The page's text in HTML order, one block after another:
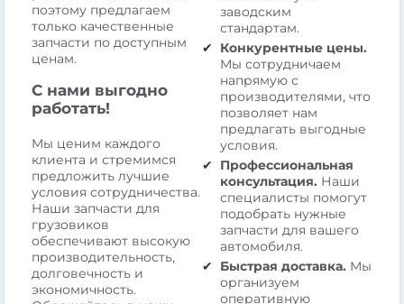
поэтому предлагаем
только качественные
запчасти по доступным
ценам.
С нами выгодно
работать!
Мы ценим каждого
клиента и стремимся
предложить лучшие
условия сотрудничества.
Наши запчасти для
грузовиков
обеспечивают высокую
производительность,
долговечность и
экономичность.
заводским
стандартам.
Конкурентные цены.
Мы сотрудничаем
напрямую с
производителями, что
позволяет нам
предлагать выгодные
условия.
Профессиональная
консультация. Наши
специалисты помогут
подобрать нужные
запчасти для вашего
автомобиля.
Быстрая доставка. Мы
организуем
оперативную